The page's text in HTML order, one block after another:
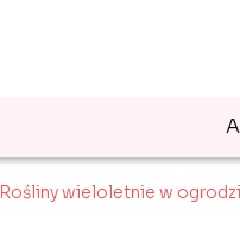
Rośliny wieloletnie w